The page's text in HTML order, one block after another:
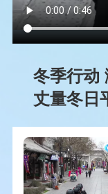
冬季行动
丈量冬日